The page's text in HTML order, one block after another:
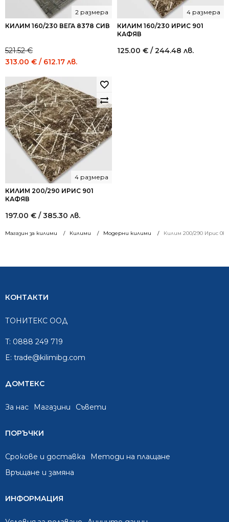
Магазин за килими Килими Модерни килими Килим 200/290 Ирис
КИЛИМ 160/230 ВЕГА 8378 СИВ
2 размера
521.52€
Original
was:
521.52 €
/
1,020.00
лв..
313.00 € / 612.17 лв.
313.00 €
/
612.17
лв..
КИЛИМ 160/230 ИРИС 901
КАФЯВ
4 размера
125.00 € / 244.48 лв.
КИЛИМ 200/290 ИРИС 901
КАФЯВ
4 размера
197.00 € / 385.30 лв.
КОНТАКТИ
ТОНИТЕКС ООД
T: 0888 249 719
E: trade@kilimibg.com
ДОМТЕКС
За нас Mагазини Съвети
ПОРЪЧКИ
Срокове и доставка
Методи на плащане
Връщане и замяна
ИНФОРМАЦИЯ